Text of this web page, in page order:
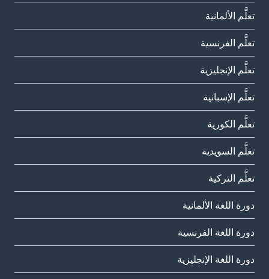
تعلَّم الألمانية
تعلَّم الفرنسية
تعلَّم الإنجليزية
تعلَّم الإسبانية
تعلَّم الكورية
تعلَّم السويدية
تعلَّم التركية
دورة اللغة الألمانية
دورة اللغة الفرنسية
دورة اللغة الإنجليزية